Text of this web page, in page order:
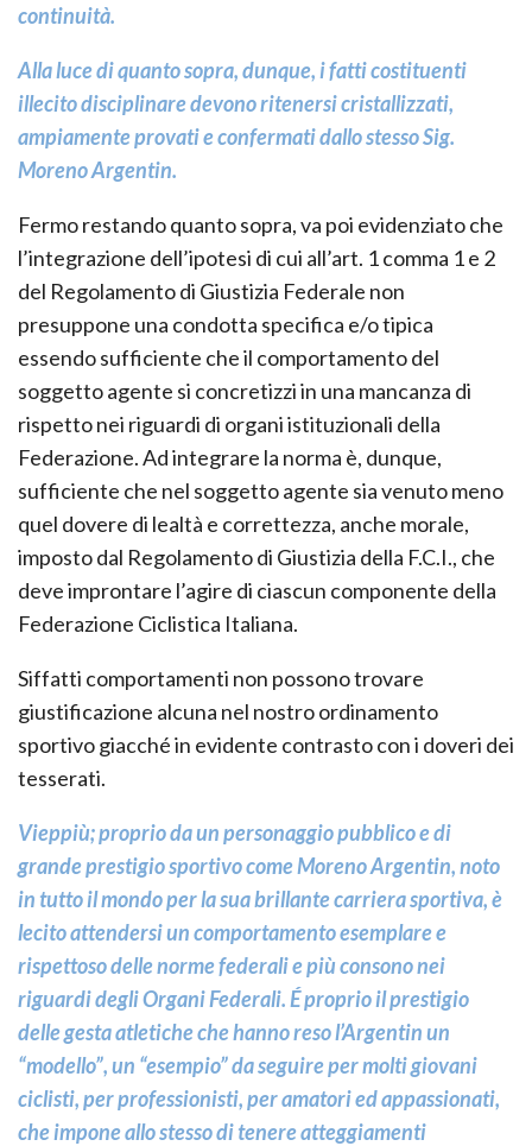
continuità.
Alla luce di quanto sopra, dunque, i fatti costituenti
illecito disciplinare devono ritenersi cristallizzati,
ampiamente provati e confermati dallo stesso Sig.
Moreno Argentin.
Fermo restando quanto sopra, va poi evidenziato che
l’integrazione dell’ipotesi di cui all’art. 1 comma 1 e 2
del Regolamento di Giustizia Federale non
presuppone una condotta specifica e/o tipica
essendo sufficiente che il comportamento del
soggetto agente si concretizzi in una mancanza di
rispetto nei riguardi di organi istituzionali della
Federazione. Ad integrare la norma è, dunque,
sufficiente che nel soggetto agente sia venuto meno
quel dovere di lealtà e correttezza, anche morale,
imposto dal Regolamento di Giustizia della F.C.I., che
deve improntare l’agire di ciascun componente della
Federazione Ciclistica Italiana.
Siffatti comportamenti non possono trovare
giustificazione alcuna nel nostro ordinamento
sportivo giacché in evidente contrasto con i doveri dei
tesserati.
Vieppiù; proprio da un personaggio pubblico e di
grande prestigio sportivo come Moreno Argentin, noto
in tutto il mondo per la sua brillante carriera sportiva, è
lecito attendersi un comportamento esemplare e
rispettoso delle norme federali e più consono nei
riguardi degli Organi Federali. É proprio il prestigio
delle gesta atletiche che hanno reso l’Argentin un
“modello”, un “esempio” da seguire per molti giovani
ciclisti, per professionisti, per amatori ed appassionati,
che impone allo stesso di tenere atteggiamenti